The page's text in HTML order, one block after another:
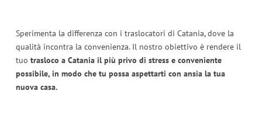
Sperimenta la differenza con i traslocatori di Catania, dove la
qualità incontra la convenienza. Il nostro obiettivo è rendere il
tuo trasloco a Catania il più privo di stress e conveniente
possibile, in modo che tu possa aspettarti con ansia la tua
nuova casa.